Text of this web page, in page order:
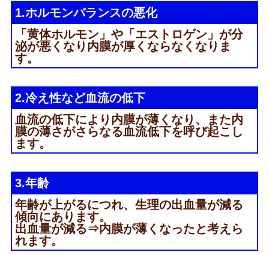
1.ホルモンバランスの悪化
「黄体ホルモン」や「エストロゲン」が分
泌が悪くなり内膜が厚くならなくなりま
す。
2.冷え性など血流の低下
血流の低下により内膜が薄くなり、また内
膜の薄さがさらなる血流低下を呼び起こし
ます。
3.年齢
年齢が上がるにつれ、生理の出血量が減る
傾向にあります。
出血量が減る⇒内膜が薄くなったと考えら
れます。